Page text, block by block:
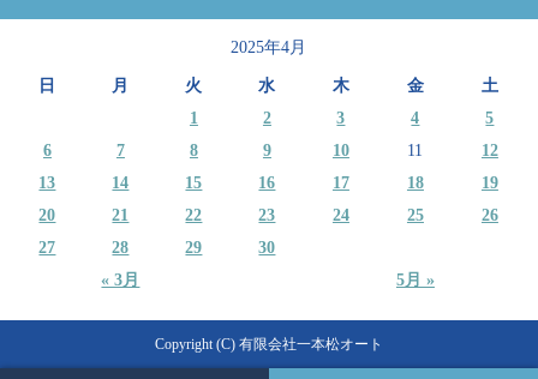
2025年4月
日 月 火 水 木 金 土
« 3月 5月 »
1 2 3 4
5
6
7 8 9 10 11
12
13
14 15 16 17 18
19
20
21 22 23 24 25
26
27
28 29 30
Copyright (C) 有限会社一本松オート